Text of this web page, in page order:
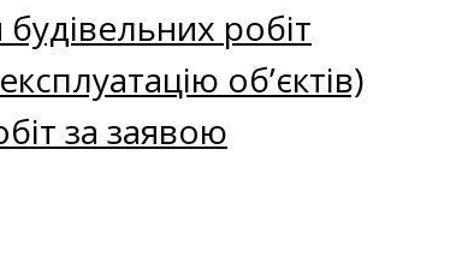
робіт
об’єктів)
за заявою